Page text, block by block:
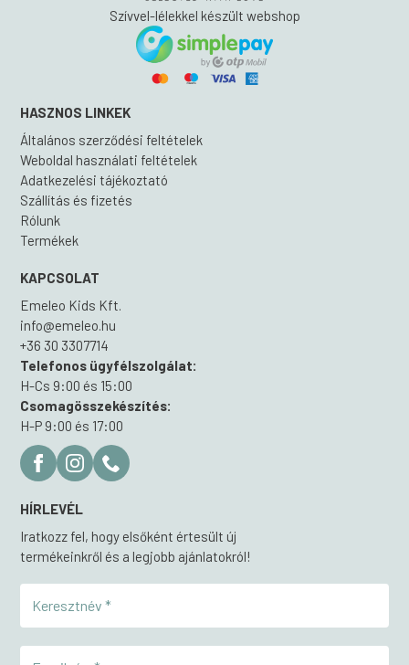
Szívvel-lélekkel készült webshop
HASZNOS LINKEK
Általános szerződési feltételek
Weboldal használati feltételek
Adatkezelési tájékoztató
Szállítás és fizetés
Rólunk
Termékek
KAPCSOLAT
Emeleo Kids Kft.
info@emeleo.hu
+36 30 3307714
Telefonos ügyfélszolgálat:
H-Cs 9:00 és 15:00
Csomagösszekészítés:
H-P 9:00 és 17:00
HÍRLEVÉL
Iratkozz fel, hogy elsőként értesült új
termékeinkről és a legjobb ajánlatokról!